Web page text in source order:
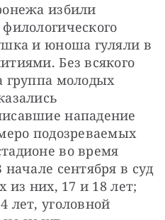
избили
и юноша гуляли в
Без всякого
группа молодых
нападение
подозреваемых
во время
сентября в суд
из них, 17 и 18 лет;
лет, уголовной